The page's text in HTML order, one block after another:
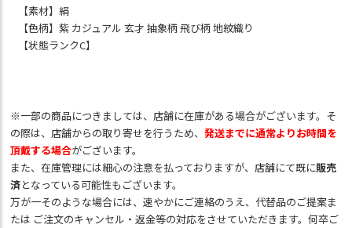
【素材】絹
【色柄】紫 カジュアル 玄才 抽象柄 飛び柄 地紋織り
【状態ランクC】
※一部の商品につきましては、店舗に在庫がある場合がございます。そ
の際は、店舗からの取り寄せを行うため、発送までに通常よりお時間を
頂戴する場合がございます。
また、在庫管理には細心の注意を払っておりますが、店舗にて既に販売
済となっている可能性もございます。
万が一そのような場合には、速やかにご連絡のうえ、代替品のご提案ま
たは ご注文のキャンセル・返金等の対応をさせていただきます。何卒ご